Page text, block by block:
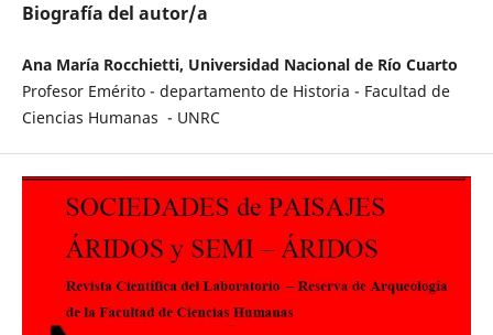
Biografía del autor/a
Ana María Rocchietti, Universidad Nacional de Río Cuarto
Profesor Emérito - departamento de Historia - Facultad de
Ciencias Humanas - UNRC